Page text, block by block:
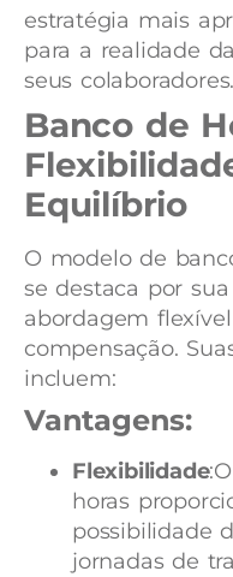
estratégia mais
para a realidade
seus colaboradores.
Banco de
Equilíbrio
O modelo de
se destaca por sua
abordagem
compensação.
incluem:
Vantagens:
Flexibilidade
horas
possibilidade
jornadas de